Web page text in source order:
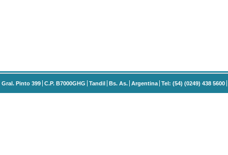
Gral. Pinto 399 C.P. B7000GHG Tandil Bs. As. Argentina Tel: (54) (0249) 438 5600